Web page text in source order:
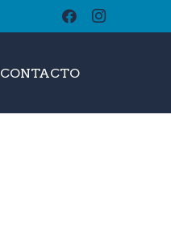
CONTACTObuscar